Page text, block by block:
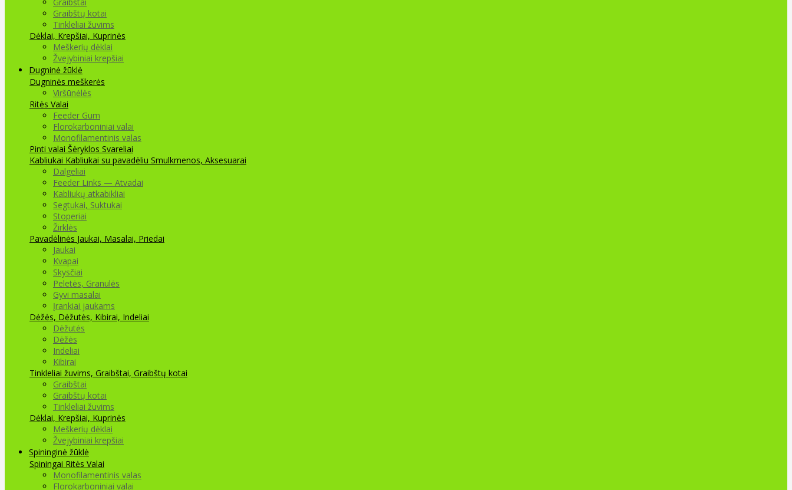
Graibštų kotai
Tinkleliai žuvims
Dėklai, Krepšiai, Kuprinės
Meškerių dėklai
Žvejybiniai krepšiai
Dugninė žūklė
Dugninės meškerės
Viršūnėlės
Ritės Valai
Feeder Gum
Florokarboniniai valai
Monofilamentinis valas
Pinti valai Šėryklos Svareliai
Kabliukai Kabliukai su pavadėliu Smulkmenos, Aksesuarai
Dalgeliai
Feeder Links — Atvadai
Kabliukų atkabikliai
Segtukai, Suktukai
Stoperiai
Žirklės
Pavadėlinės Jaukai, Masalai, Priedai
Jaukai
Kvapai
Skysčiai
Peletės, Granulės
Gyvi masalai
Įrankiai jaukams
Dėžės, Dėžutės, Kibirai, Indeliai
Dėžutės
Dėžės
Indeliai
Kibirai
Tinkleliai žuvims, Graibštai, Graibštų kotai
Graibštai
Graibštų kotai
Tinkleliai žuvims
Dėklai, Krepšiai, Kuprinės
Meškerių dėklai
Žvejybiniai krepšiai
Spininginė žūklė
Spiningai Ritės Valai
Monofilamentinis valas
Florokarboniniai valai